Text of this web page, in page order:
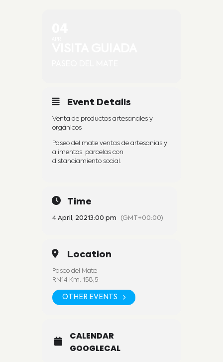
Event Details
Venta de productos artesanales y
orgánicos
Paseo del mate ventas de artesanias y
alimentos. parcelas con
distanciamiento social.
Time
4 April, 20213:00 pm (GMT+00:00)
Location
Paseo del Mate
RN14 Km. 158,5
OTHER EVENTS
CALENDAR
GOOGLECAL